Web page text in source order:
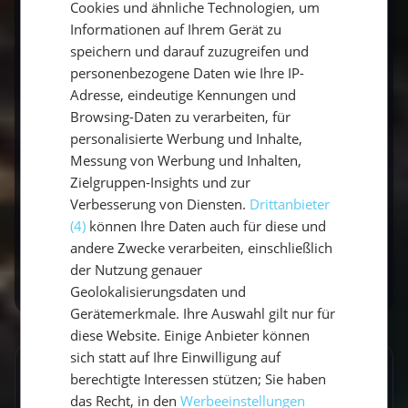
belohnt.
Was bedeutet "coperto" auf der
Rechnung?
Eine feste Gedeck- bzw. Servicegebühr pro
Person – sie hat nichts mit dem Trinkgeld zu
Du planst einen Törn in Bella Italia? Entdecke
unsereSegelreisen in Italien.
GESCHRIEBEN VON
Cookies und ähnliche Technologien, um
Informationen auf Ihrem Gerät zu
speichern und darauf zuzugreifen und
personenbezogene Daten wie Ihre IP-
Adresse, eindeutige Kennungen und
Browsing-Daten zu verarbeiten, für
personalisierte Werbung und Inhalte,
Messung von Werbung und Inhalten,
Zielgruppen-Insights und zur
Verbesserung von Diensten. Drittanbieter
(4) können Ihre Daten auch für diese und
andere Zwecke verarbeiten, einschließlich
der Nutzung genauer
Geolokalisierungsdaten und
Gerätemerkmale. Ihre Auswahl gilt nur für
diese Website. Einige Anbieter können
sich statt auf Ihre Einwilligung auf
berechtigte Interessen stützen; Sie haben
das Recht, in denWerbeeinstellungen